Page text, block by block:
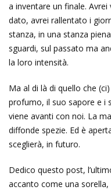
a inventare un finale.
dato, avrei rallentato i
stanza, in una stanza
sguardi, sul passato ma
la loro intensità.
Ma al di là di quello che
profumo, il suo sapore e i
viene avanti con noi. La
diffonde spezie. Ed è
sceglierà, in futuro.
Dedico questo post,
accanto come una sorella,